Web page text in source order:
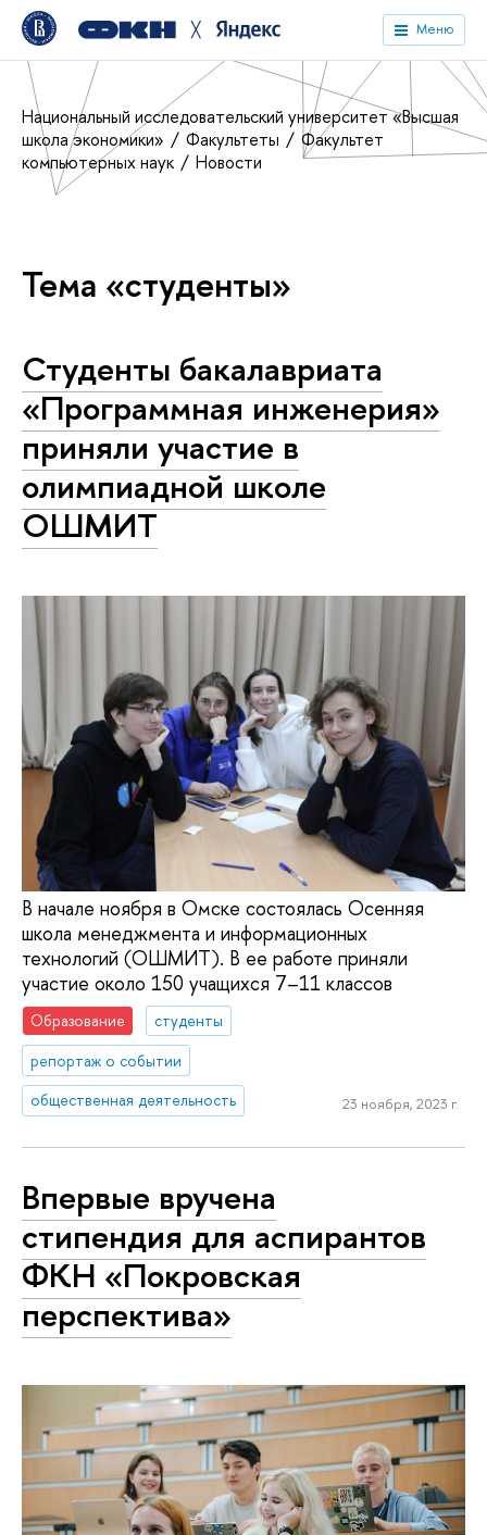
╳ Меню
Национальный исследовательский университет «Высшая
школа экономики»
Факультеты
Факультет
компьютерных наук
Новости
Тема «студенты»
Студенты бакалавриата
«Программная инженерия»
приняли участие в
олимпиадной школе
ОШМИТ
В начале ноября в Омске состоялась Осенняя
школа менеджмента и информационных
технологий (ОШМИТ). В ее работе приняли
участие около 150 учащихся 7–11 классов
Образование
студенты
репортаж о событии
общественная деятельность
23 ноября, 2023 г.
Впервые вручена
стипендия для аспирантов
ФКН «Покровская
перспектива»